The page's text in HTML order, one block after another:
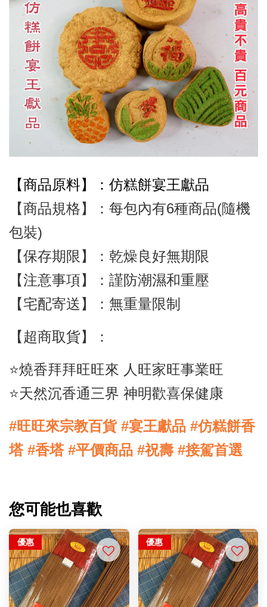
【商品原料】：仿糕餅宴王獻品
【商品規格】：每包內有6種商品(隨機
包裝)
【保存期限】：乾燥良好無期限
【注意事項】：謹防潮濕和重壓
【宅配寄送】：無重量限制
【超商取貨】：
⭐️燒香拜拜旺旺來 人旺家旺事業旺
⭐️天然沉香通三界 神明歡喜保健康
#旺旺來宗教百貨 #宴王獻品 #仿糕餅香
塔 #香塔 #平價商品 #祝壽 #接駕首選
您可能也喜歡
優惠 優惠